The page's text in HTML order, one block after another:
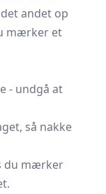
andet op
mærker et
- undgå at
så nakke
du mærker